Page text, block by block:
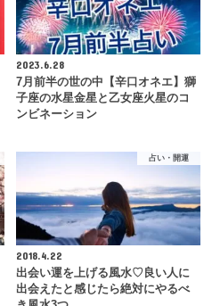
2023.6.28
7月前半の世の中【辛口オネエ】獅
子座の水星金星と乙女座火星のコ
ンビネーション
占い・開運
2018.4.22
出会い運を上げる風水♡良い人に
出会えたと感じたら絶対にやるべ